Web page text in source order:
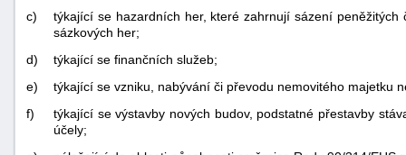
c)
týkající se hazardních her, které zahrnují sázení
sázkových her;
d)
týkající se finančních služeb;
e)
týkající se vzniku, nabývání či převodu nemovitého majetku
f)
týkající se výstavby nových budov, podstatné přestavby
účely;